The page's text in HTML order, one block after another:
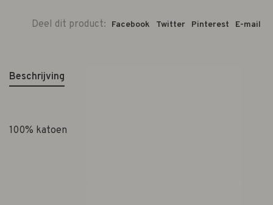
Deel dit product: Facebook Twitter Pinterest E-mail
Beschrijving
100% katoen